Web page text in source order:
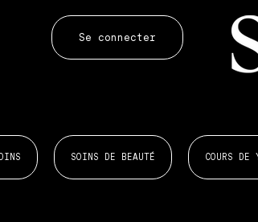
Se connecter
SOINS DE BEAUTÉ COURS DE